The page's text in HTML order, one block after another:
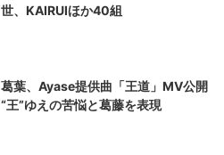
世、KAIRUIほか40組
葛葉、Ayase提供曲「王道」MV公開
“王”ゆえの苦悩と葛藤を表現